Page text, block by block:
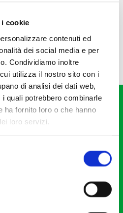
cookie
contenuti ed
dei social media e per
Condividiamo inoltre
utilizza il nostro sito con i
di analisi dei dati web,
quali potrebbero combinarle
ha fornito loro o che hanno
loro servizi.
Musicali